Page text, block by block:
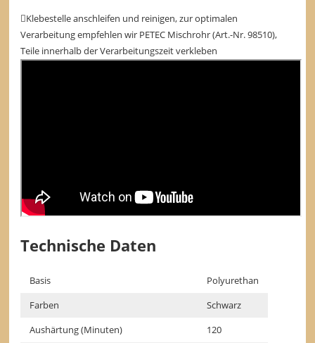
Klebestelle anschleifen und reinigen, zur optimalen
Verarbeitung empfehlen wir PETEC Mischrohr (Art.-Nr. 98510),
Teile innerhalb der Verarbeitungszeit verkleben
Technische Daten
Basis
Polyurethan
Farben
Schwarz
Aushärtung (Minuten)
120